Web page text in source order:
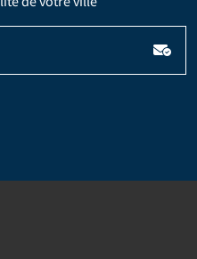
laisser ce champ vide :